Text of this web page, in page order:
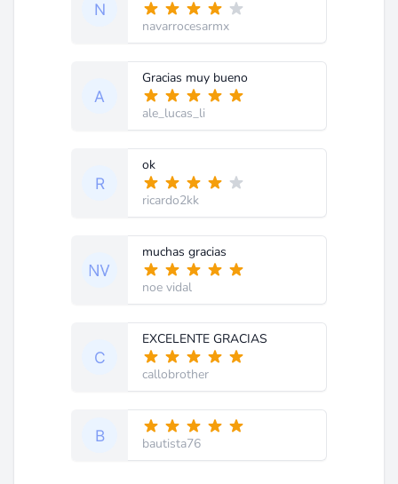
navarrocesarmx
Gracias muy bueno
ale_lucas_li
ok
ricardo2kk
muchas gracias
noe vidal
EXCELENTE GRACIAS
callobrother
bautista76